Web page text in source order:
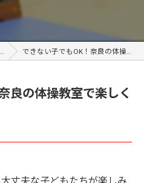
できない子でもOK！奈良の体操教室で楽しく成長しよう！
良の体操教室で楽しく